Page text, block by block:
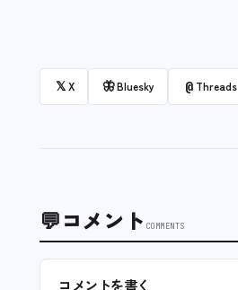
𝕏X 🦋Bluesky @ Threads
💬コメント COMMENTS
コメントを書く